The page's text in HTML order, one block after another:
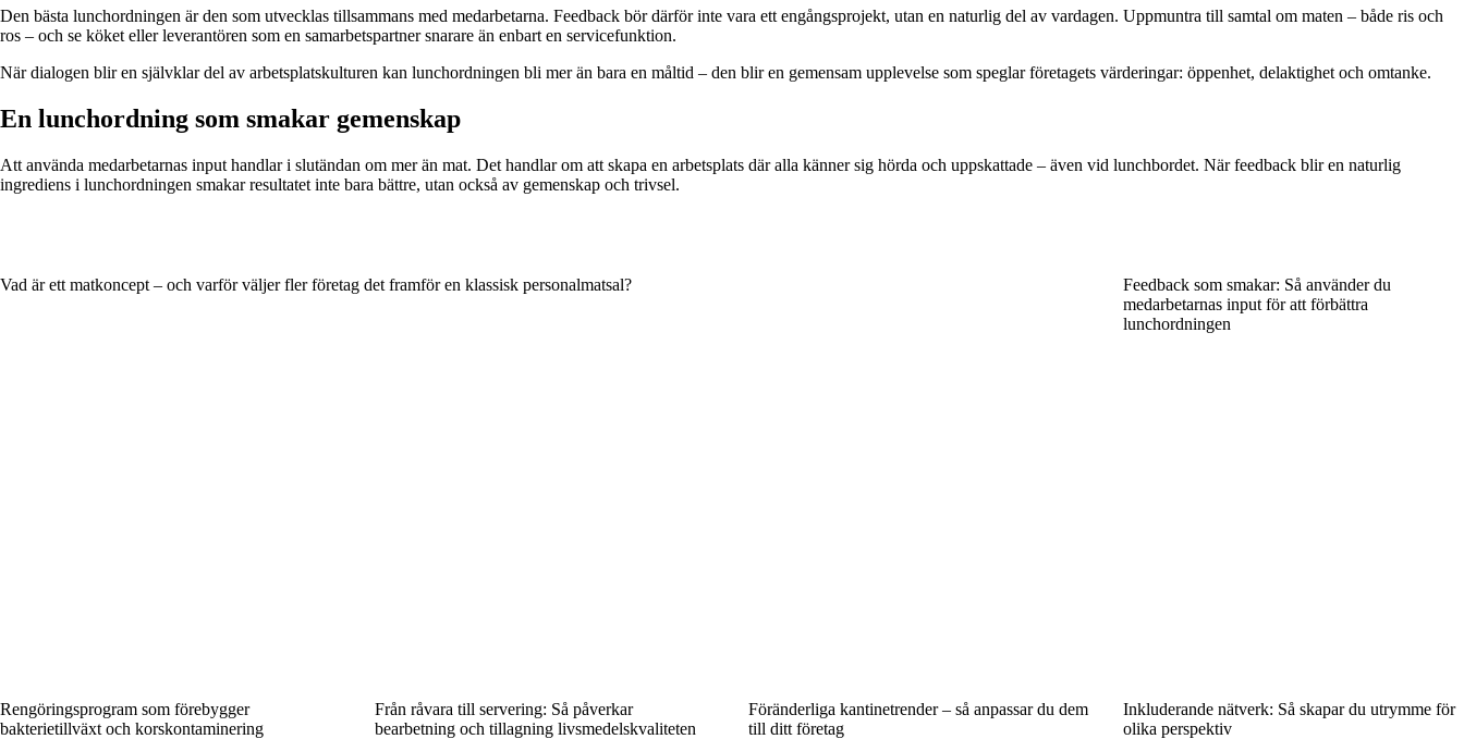
Den bästa lunchordningen är den som utvecklas tillsammans med medarbetarna. Feedback bör därför inte vara ett engångsprojekt, utan en naturlig del av vardagen. Uppmuntra till samtal om maten – både ris och
ros – och se köket eller leverantören som en samarbetspartner snarare än enbart en servicefunktion.
När dialogen blir en självklar del av arbetsplatskulturen kan lunchordningen bli mer än bara en måltid – den blir en gemensam upplevelse som speglar företagets värderingar: öppenhet, delaktighet och omtanke.
En lunchordning som smakar gemenskap
Att använda medarbetarnas input handlar i slutändan om mer än mat. Det handlar om att skapa en arbetsplats där alla känner sig hörda och uppskattade – även vid lunchbordet. När feedback blir en naturlig
ingrediens i lunchordningen smakar resultatet inte bara bättre, utan också av gemenskap och trivsel.
Vad är ett matkoncept – och varför väljer fler företag det framför en klassisk personalmatsal?
Feedback som smakar: Så använder du
medarbetarnas input för att förbättra
lunchordningen
Rengöringsprogram som förebygger
bakterietillväxt och korskontaminering
Från råvara till servering: Så påverkar
bearbetning och tillagning livsmedelskvaliteten
Föränderliga kantinetrender – så anpassar du dem
till ditt företag
Inkluderande nätverk: Så skapar du utrymme för
olika perspektiv